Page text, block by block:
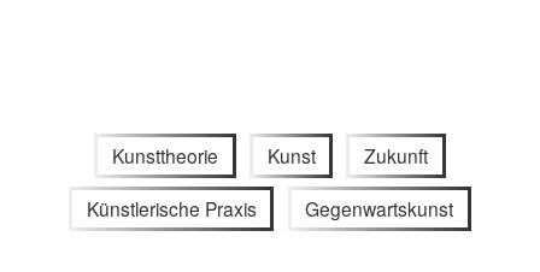
Kunsttheorie Kunst Zukunft
Künstlerische Praxis Gegenwartskunst